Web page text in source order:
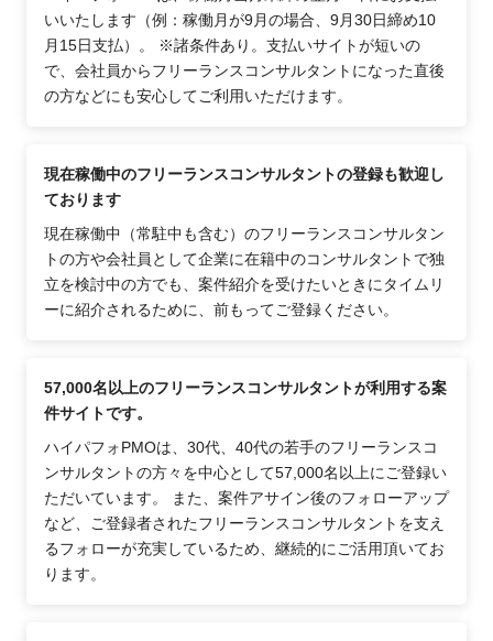
いいたします（例：稼働月が9月の場合、9月30日締め10
月15日支払）。 ※諸条件あり。支払いサイトが短いの
で、会社員からフリーランスコンサルタントになった直後
の方などにも安心してご利用いただけます。
現在稼働中のフリーランスコンサルタントの登録も歓迎し
ております
現在稼働中（常駐中も含む）のフリーランスコンサルタン
トの方や会社員として企業に在籍中のコンサルタントで独
立を検討中の方でも、案件紹介を受けたいときにタイムリ
ーに紹介されるために、前もってご登録ください。
57,000名以上のフリーランスコンサルタントが利用する案
件サイトです。
ハイパフォPMOは、30代、40代の若手のフリーランスコ
ンサルタントの方々を中心として57,000名以上にご登録い
ただいています。 また、案件アサイン後のフォローアップ
など、ご登録者されたフリーランスコンサルタントを支え
るフォローが充実しているため、継続的にご活用頂いてお
ります。